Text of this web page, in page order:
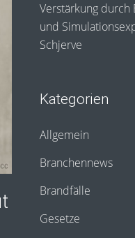
Verstärkung durch
und
Schjerve
Kategorien
Allgemein
Branchennews
Brandfälle
Gesetze